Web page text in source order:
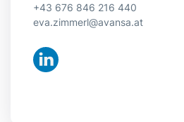
+43 676 846 216 440
eva.zimmerl@avansa.at